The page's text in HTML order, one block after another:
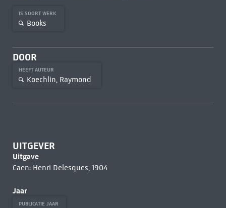
IS SOORT WERK
Books
DOOR
HEEFT AUTEUR
Koechlin, Raymond
UITGEVER
Uitgave
Caen: Henri Delesques, 1904
Jaar
PUBLICATIE JAAR